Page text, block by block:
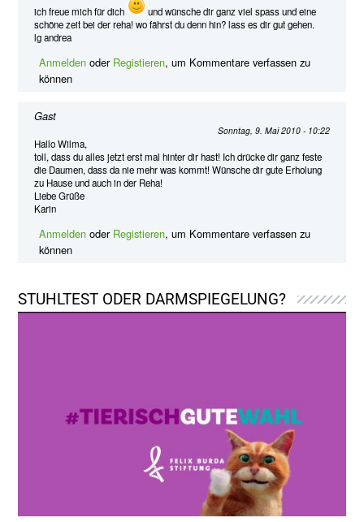
ich freue mich für dich
und wünsche dir ganz viel spass und eine
schöne zeit bei der reha! wo fährst du denn hin? lass es dir gut gehen.
lg andrea
Anmelden oder Registieren, um Kommentare verfassen zu
können
Gast
Sonntag, 9. Mai 2010 - 10:22
Hallo Wilma,
toll, dass du alles jetzt erst mal hinter dir hast! Ich drücke dir ganz feste
die Daumen, dass da nie mehr was kommt! Wünsche dir gute Erholung
zu Hause und auch in der Reha!
Liebe Grüße
Karin
Anmelden oder Registieren, um Kommentare verfassen zu
können
STUHLTEST ODER DARMSPIEGELUNG?